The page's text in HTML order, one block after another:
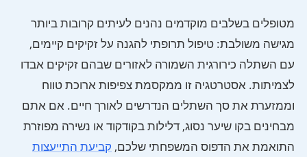
מטופלים בשלבים מוקדמים נהנים לעיתים קרובות ביותר
מגישה משולבת: טיפול תרופתי להגנה על זקיקים קיימים,
עם השתלה כירורגית השמורה לאזורים שבהם זקיקים אבדו
לצמיתות. אסטרטגיה זו ממקסמת צפיפות ארוכת טווח
וממזערת את סך השתלים הנדרשים לאורך חיים. אם אתם
מבחינים בקו שיער נסוג, דלילות בקודקוד או נשירה מפוזרת
התואמת את הדפוס המשפחתי שלכם, קביעת התייעצות